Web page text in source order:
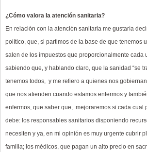
¿Cómo valora la atención sanitaria?
En relación con la atención sanitaria me gustaría
político, que, si partimos de la base de que tenemos
salen de los impuestos que proporcionalmente cada
sabiendo que, y hablando claro, que la sanidad “se
tenemos todos, y me refiero a quienes nos
que nos atienden cuando estamos enfermos y
enfermos, que saber que, mejoraremos si cada cual
debe: los responsables sanitarios disponiendo
necesiten y ya, en mi opinión es muy urgente cubrir
familia; los médicos, que pagan un alto precio en